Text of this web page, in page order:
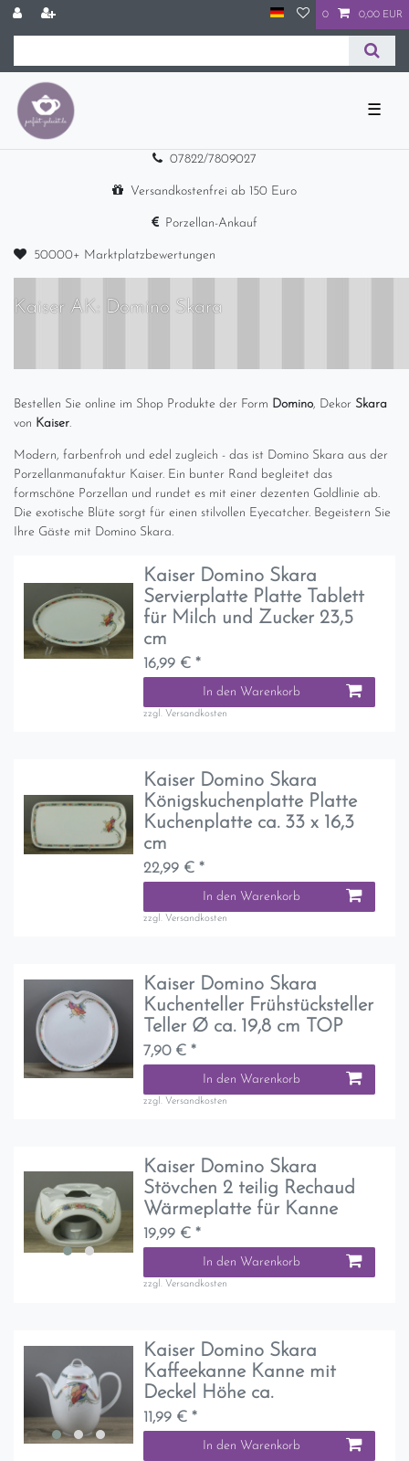
0 0,00 EUR
☰
07822/7809027
Versandkostenfrei ab 150 Euro
Porzellan-Ankauf
50000+ Marktplatzbewertungen
Kaiser AK: Domino Skara
Bestellen Sie online im Shop Produkte der Form Domino, Dekor Skara
von Kaiser.
Modern, farbenfroh und edel zugleich - das ist Domino Skara aus der
Porzellanmanufaktur Kaiser. Ein bunter Rand begleitet das
formschöne Porzellan und rundet es mit einer dezenten Goldlinie ab.
Die exotische Blüte sorgt für einen stilvollen Eyecatcher. Begeistern Sie
Ihre Gäste mit Domino Skara.
Kaiser Domino Skara
Servierplatte Platte Tablett
für Milch und Zucker 23,5
cm
16,99 € *
In den Warenkorb
zzgl. Versandkosten
Kaiser Domino Skara
Königskuchenplatte Platte
Kuchenplatte ca. 33 x 16,3
cm
22,99 € *
In den Warenkorb
zzgl. Versandkosten
Kaiser Domino Skara
Kuchenteller Frühstücksteller
Teller Ø ca. 19,8 cm TOP
7,90 € *
In den Warenkorb
zzgl. Versandkosten
Kaiser Domino Skara
Stövchen 2 teilig Rechaud
Wärmeplatte für Kanne
19,99 € *
In den Warenkorb
zzgl. Versandkosten
Kaiser Domino Skara
Kaffeekanne Kanne mit
Deckel Höhe ca.
11,99 € *
In den Warenkorb